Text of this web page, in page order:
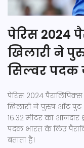
पेरिस 2024
खिलारी ने
सिल्वर पदक
पेरिस 2024
खिलारी ने पुरुष शॉट पुट
16.32 मीटर का शानदार
पदक भारत के लिए
बताता है।